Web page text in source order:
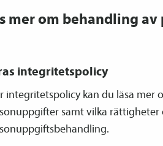
mer om behandling
integritetspolicy
integritetspolicy kan du läsa
samt vilka